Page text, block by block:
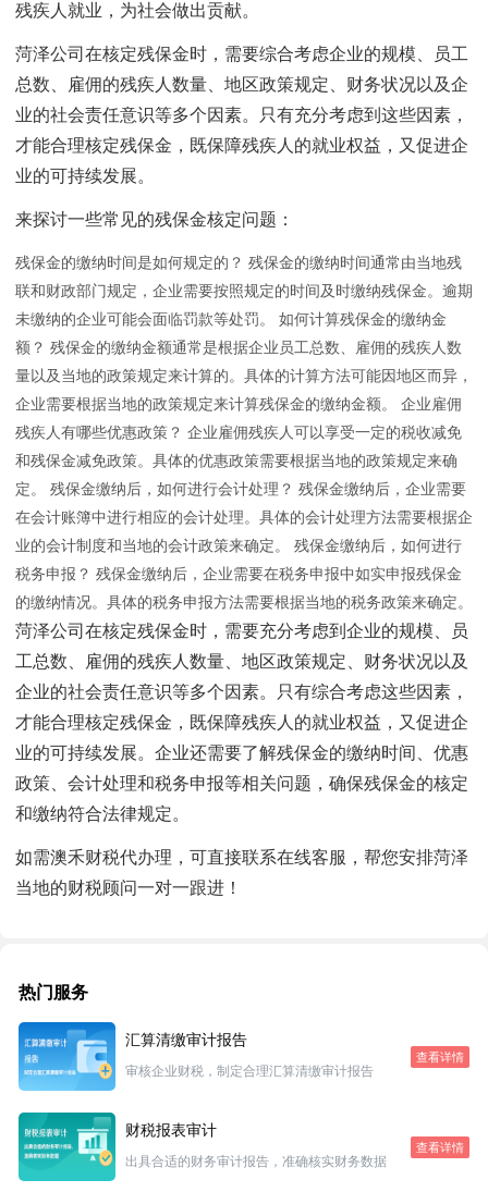
残疾人就业，为社会做出贡献。
菏泽公司在核定残保金时，需要综合考虑企业的规模、员工
总数、雇佣的残疾人数量、地区政策规定、财务状况以及企
业的社会责任意识等多个因素。只有充分考虑到这些因素，
才能合理核定残保金，既保障残疾人的就业权益，又促进企
业的可持续发展。
来探讨一些常见的残保金核定问题：
残保金的缴纳时间是如何规定的？ 残保金的缴纳时间通常由当地残
联和财政部门规定，企业需要按照规定的时间及时缴纳残保金。逾期
未缴纳的企业可能会面临罚款等处罚。 如何计算残保金的缴纳金
额？ 残保金的缴纳金额通常是根据企业员工总数、雇佣的残疾人数
量以及当地的政策规定来计算的。具体的计算方法可能因地区而异，
企业需要根据当地的政策规定来计算残保金的缴纳金额。 企业雇佣
残疾人有哪些优惠政策？ 企业雇佣残疾人可以享受一定的税收减免
和残保金减免政策。具体的优惠政策需要根据当地的政策规定来确
定。 残保金缴纳后，如何进行会计处理？ 残保金缴纳后，企业需要
在会计账簿中进行相应的会计处理。具体的会计处理方法需要根据企
业的会计制度和当地的会计政策来确定。 残保金缴纳后，如何进行
税务申报？ 残保金缴纳后，企业需要在税务申报中如实申报残保金
的缴纳情况。具体的税务申报方法需要根据当地的税务政策来确定。
菏泽公司在核定残保金时，需要充分考虑到企业的规模、员
工总数、雇佣的残疾人数量、地区政策规定、财务状况以及
企业的社会责任意识等多个因素。只有综合考虑这些因素，
才能合理核定残保金，既保障残疾人的就业权益，又促进企
业的可持续发展。企业还需要了解残保金的缴纳时间、优惠
政策、会计处理和税务申报等相关问题，确保残保金的核定
和缴纳符合法律规定。
如需澳禾财税代办理，可直接联系在线客服，帮您安排菏泽
当地的财税顾问一对一跟进！
热门服务
汇算清缴审计报告
审核企业财税，制定合理汇算清缴审计报告
查看详情
财税报表审计
出具合适的财务审计报告，准确核实财务数据
查看详情